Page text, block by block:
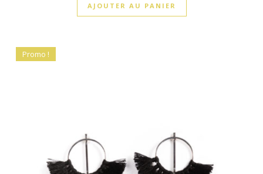
AJOUTER AU PANIER
Promo !